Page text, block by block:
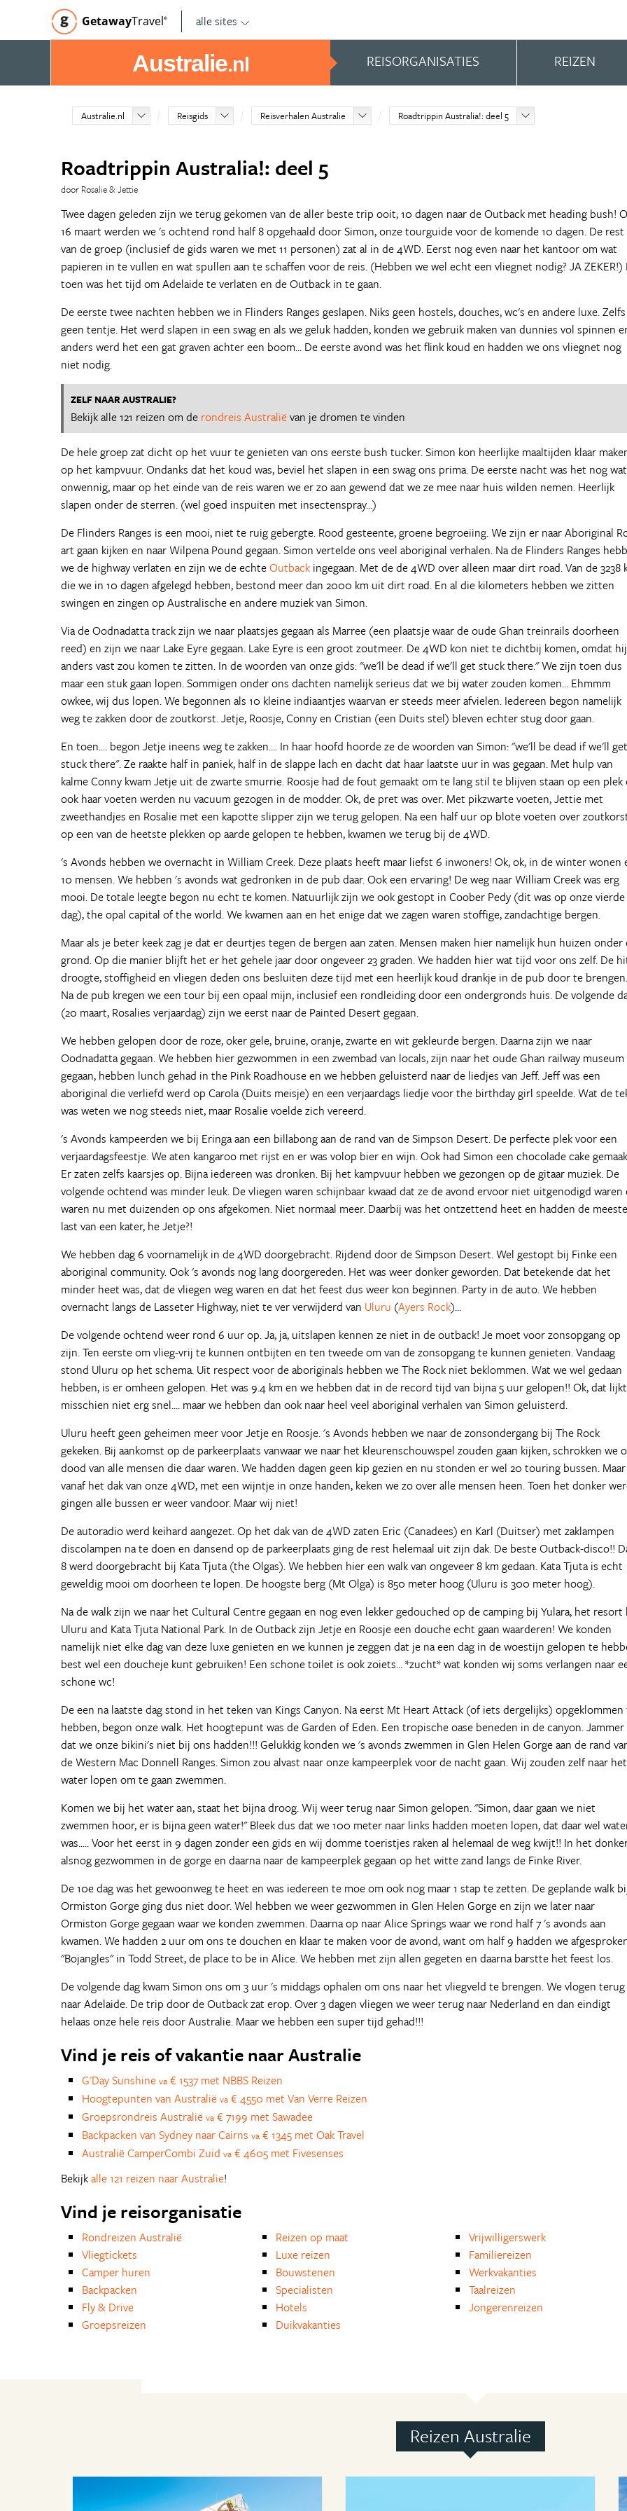
GetawayTravel© alle sites
Australie.nl REISORGANISATIES REIZEN
Australie.nl Reisgids Reisverhalen Australie Roadtrippin Australia!: deel 5
Roadtrippin Australia!: deel 5
door Rosalie & Jettie
Twee dagen geleden zijn we terug gekomen van de aller beste trip ooit; 10 dagen naar de Outback met heading bush!
16 maart werden we 's ochtend rond half 8 opgehaald door Simon, onze tourguide voor de komende 10 dagen. De rest
van de groep (inclusief de gids waren we met 11 personen) zat al in de 4WD. Eerst nog even naar het kantoor om wat
papieren in te vullen en wat spullen aan te schaffen voor de reis. (Hebben we wel echt een vliegnet nodig? JA ZEKER!)
toen was het tijd om Adelaide te verlaten en de Outback in te gaan.
De eerste twee nachten hebben we in Flinders Ranges geslapen. Niks geen hostels, douches, wc's en andere luxe. Zelfs
geen tentje. Het werd slapen in een swag en als we geluk hadden, konden we gebruik maken van dunnies vol spinnen
anders werd het een gat graven achter een boom... De eerste avond was het flink koud en hadden we ons vliegnet nog
niet nodig.
ZELF NAAR AUSTRALIE?
Bekijk alle 121 reizen om de rondreis Australiëvan je dromen te vinden
De hele groep zat dicht op het vuur te genieten van ons eerste bush tucker. Simon kon heerlijke maaltijden klaar
op het kampvuur. Ondanks dat het koud was, beviel het slapen in een swag ons prima. De eerste nacht was het nog wat
onwennig, maar op het einde van de reis waren we er zo aan gewend dat we ze mee naar huis wilden nemen. Heerlijk
slapen onder de sterren. (wel goed inspuiten met insectenspray...)
De Flinders Ranges is een mooi, niet te ruig gebergte. Rood gesteente, groene begroeiing. We zijn er naar Aboriginal
art gaan kijken en naar Wilpena Pound gegaan. Simon vertelde ons veel aboriginal verhalen. Na de Flinders Ranges
we de highway verlaten en zijn we de echteOutback ingegaan. Met de de 4WD over alleen maar dirt road. Van de 3238
die we in 10 dagen afgelegd hebben, bestond meer dan 2000 km uit dirt road. En al die kilometers hebben we zitten
swingen en zingen op Australische en andere muziek van Simon.
Via de Oodnadatta track zijn we naar plaatsjes gegaan als Marree (een plaatsje waar de oude Ghan treinrails doorheen
reed) en zijn we naar Lake Eyre gegaan. Lake Eyre is een groot zoutmeer. De 4WD kon niet te dichtbij komen, omdat hij
anders vast zou komen te zitten. In de woorden van onze gids: "we'll be dead if we'll get stuck there." We zijn toen dus
maar een stuk gaan lopen. Sommigen onder ons dachten namelijk serieus dat we bij water zouden komen... Ehmmm
owkee, wij dus lopen. We begonnen als 10 kleine indiaantjes waarvan er steeds meer afvielen. Iedereen begon namelijk
weg te zakken door de zoutkorst. Jetje, Roosje, Conny en Cristian (een Duits stel) bleven echter stug door gaan.
En toen.... begon Jetje ineens weg te zakken.... In haar hoofd hoorde ze de woorden van Simon: "we'll be dead if we'll get
stuck there". Ze raakte half in paniek, half in de slappe lach en dacht dat haar laatste uur in was gegaan. Met hulp van
kalme Conny kwam Jetje uit de zwarte smurrie. Roosje had de fout gemaakt om te lang stil te blijven staan op een plek
ook haar voeten werden nu vacuum gezogen in de modder. Ok, de pret was over. Met pikzwarte voeten, Jettie met
zweethandjes en Rosalie met een kapotte slipper zijn we terug gelopen. Na een half uur op blote voeten over
op een van de heetste plekken op aarde gelopen te hebben, kwamen we terug bij de 4WD.
's Avonds hebben we overnacht in William Creek. Deze plaats heeft maar liefst 6 inwoners! Ok, ok, in de winter wonen
10 mensen. We hebben 's avonds wat gedronken in de pub daar. Ook een ervaring! De weg naar William Creek was erg
mooi. De totale leegte begon nu echt te komen. Natuurlijk zijn we ook gestopt in Coober Pedy (dit was op onze vierde
dag), the opal capital of the world. We kwamen aan en het enige dat we zagen waren stoffige, zandachtige bergen.
Maar als je beter keek zag je dat er deurtjes tegen de bergen aan zaten. Mensen maken hier namelijk hun huizen onder
grond. Op die manier blijft het er het gehele jaar door ongeveer 23 graden. We hadden hier wat tijd voor ons zelf. De
droogte, stoffigheid en vliegen deden ons besluiten deze tijd met een heerlijk koud drankje in de pub door te brengen.
Na de pub kregen we een tour bij een opaal mijn, inclusief een rondleiding door een ondergronds huis. De volgende
(20 maart, Rosalies verjaardag) zijn we eerst naar de Painted Desert gegaan.
We hebben gelopen door de roze, oker gele, bruine, oranje, zwarte en wit gekleurde bergen. Daarna zijn we naar
Oodnadatta gegaan. We hebben hier gezwommen in een zwembad van locals, zijn naar het oude Ghan railway museum
gegaan, hebben lunch gehad in the Pink Roadhouse en we hebben geluisterd naar de liedjes van Jeff. Jeff was een
aboriginal die verliefd werd op Carola (Duits meisje) en een verjaardags liedje voor the birthday girl speelde. Wat de
was weten we nog steeds niet, maar Rosalie voelde zich vereerd.
's Avonds kampeerden we bij Eringa aan een billabong aan de rand van de Simpson Desert. De perfecte plek voor een
verjaardagsfeestje. We aten kangaroo met rijst en er was volop bier en wijn. Ook had Simon een chocolade cake
Er zaten zelfs kaarsjes op. Bijna iedereen was dronken. Bij het kampvuur hebben we gezongen op de gitaar muziek. De
volgende ochtend was minder leuk. De vliegen waren schijnbaar kwaad dat ze de avond ervoor niet uitgenodigd waren
waren nu met duizenden op ons afgekomen. Niet normaal meer. Daarbij was het ontzettend heet en hadden de
last van een kater, he Jetje?!
We hebben dag 6 voornamelijk in de 4WD doorgebracht. Rijdend door de Simpson Desert. Wel gestopt bij Finke een
aboriginal community. Ook 's avonds nog lang doorgereden. Het was weer donker geworden. Dat betekende dat het
minder heet was, dat de vliegen weg waren en dat het feest dus weer kon beginnen. Party in de auto. We hebben
overnacht langs de Lasseter Highway, niet te ver verwijderd van Uluru (Ayers Rock)...
De volgende ochtend weer rond 6 uur op. Ja, ja, uitslapen kennen ze niet in de outback! Je moet voor zonsopgang op
zijn. Ten eerste om vlieg-vrij te kunnen ontbijten en ten tweede om van de zonsopgang te kunnen genieten. Vandaag
stond Uluru op het schema. Uit respect voor de aboriginals hebben we The Rock niet beklommen. Wat we wel gedaan
hebben, is er omheen gelopen. Het was 9.4 km en we hebben dat in de record tijd van bijna 5 uur gelopen!! Ok, dat lijkt
misschien niet erg snel.... maar we hebben dan ook naar heel veel aboriginal verhalen van Simon geluisterd.
Uluru heeft geen geheimen meer voor Jetje en Roosje. 's Avonds hebben we naar de zonsondergang bij The Rock
gekeken. Bij aankomst op de parkeerplaats vanwaar we naar het kleurenschouwspel zouden gaan kijken, schrokken we
dood van alle mensen die daar waren. We hadden dagen geen kip gezien en nu stonden er wel 20 touring bussen.
vanaf het dak van onze 4WD, met een wijntje in onze handen, keken we zo over alle mensen heen. Toen het donker
gingen alle bussen er weer vandoor. Maar wij niet!
De autoradio werd keihard aangezet. Op het dak van de 4WD zaten Eric (Canadees) en Karl (Duitser) met zaklampen
discolampen na te doen en dansend op de parkeerplaats ging de rest helemaal uit zijn dak. De beste Outback-disco!!
8 werd doorgebracht bij Kata Tjuta (the Olgas). We hebben hier een walk van ongeveer 8 km gedaan. Kata Tjuta is echt
geweldig mooi om doorheen te lopen. De hoogste berg (Mt Olga) is 850 meter hoog (Uluru is 300 meter hoog).
Na de walk zijn we naar het Cultural Centre gegaan en nog even lekker gedouched op de camping bij Yulara, het resort
Uluru and Kata Tjuta National Park. In de Outback zijn Jetje en Roosje een douche echt gaan waarderen! We konden
namelijk niet elke dag van deze luxe genieten en we kunnen je zeggen dat je na een dag in de woestijn gelopen te
best wel een doucheje kunt gebruiken! Een schone toilet is ook zoiets... *zucht* wat konden wij soms verlangen naar
schone wc!
De een na laatste dag stond in het teken van Kings Canyon. Na eerst Mt Heart Attack (of iets dergelijks)
hebben, begon onze walk. Het hoogtepunt was de Garden of Eden. Een tropische oase beneden in de canyon. Jammer
dat we onze bikini's niet bij ons hadden!!! Gelukkig konden we 's avonds zwemmen in Glen Helen Gorge aan de rand
de Western Mac Donnell Ranges. Simon zou alvast naar onze kampeerplek voor de nacht gaan. Wij zouden zelf naar het
water lopen om te gaan zwemmen.
Komen we bij het water aan, staat het bijna droog. Wij weer terug naar Simon gelopen. "Simon, daar gaan we niet
zwemmen hoor, er is bijna geen water!" Bleek dus dat we 100 meter naar links hadden moeten lopen, dat daar wel
was..... Voor het eerst in 9 dagen zonder een gids en wij domme toeristjes raken al helemaal de weg kwijt!! In het
alsnog gezwommen in de gorge en daarna naar de kampeerplek gegaan op het witte zand langs de Finke River.
De 10e dag was het gewoonweg te heet en was iedereen te moe om ook nog maar 1 stap te zetten. De geplande walk
Ormiston Gorge ging dus niet door. Wel hebben we weer gezwommen in Glen Helen Gorge en zijn we later naar
Ormiston Gorge gegaan waar we konden zwemmen. Daarna op naar Alice Springs waar we rond half 7 's avonds aan
kwamen. We hadden 2 uur om ons te douchen en klaar te maken voor de avond, want om half 9 hadden we
"Bojangles" in Todd Street, de place to be in Alice. We hebben met zijn allen gegeten en daarna barstte het feest los.
De volgende dag kwam Simon ons om 3 uur 's middags ophalen om ons naar het vliegveld te brengen. We vlogen terug
naar Adelaide. De trip door de Outback zat erop. Over 3 dagen vliegen we weer terug naar Nederland en dan eindigt
helaas onze hele reis door Australie. Maar we hebben een super tijd gehad!!!
Vind je reis of vakantie naar Australie
G'Day Sunshine va € 1537 met NBBS Reizen
Hoogtepunten van Australië va € 4550 met Van Verre Reizen
Groepsrondreis Australië va € 7199 met Sawadee
Backpacken van Sydney naar Cairns va € 1345 met Oak Travel
Australië CamperCombi Zuid va € 4605 met Fivesenses
Bekijkalle 121 reizen naar Australie!
Vind je reisorganisatie
Rondreizen Australië
Vliegtickets
Camper huren
Backpacken
Fly & Drive
Groepsreizen
Reizen op maat
Luxe reizen
Bouwstenen
Specialisten
Hotels
Duikvakanties
Vrijwilligerswerk
Familiereizen
Werkvakanties
Taalreizen
Jongerenreizen
Reizen Australie